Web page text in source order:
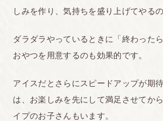
しみを作り、気持ちを盛り上げてやる
ダラダラやっているときに「終わった
おやつを用意するのも効果的です。
アイスだとさらにスピードアップが期
は、お楽しみを先にして満足させてか
イプのお子さんもいます。